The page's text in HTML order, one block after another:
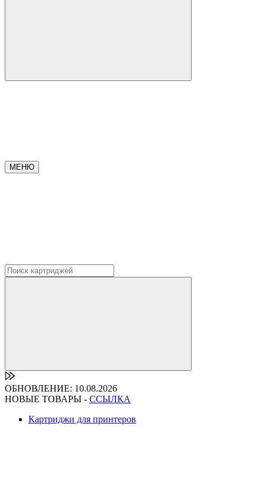
МЕНЮ
ОБНОВЛЕНИЕ: 10.08.2026
НОВЫЕ ТОВАРЫ - ССЫЛКА
Картриджи для принтеров